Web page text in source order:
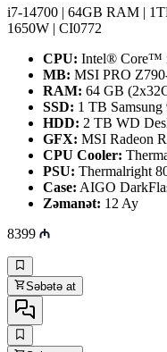
i7-14700 | 64GB RAM |
1650W | CI0772
CPU: Intel® Core™
MB: MSI PRO
RAM: 64 GB
SSD: 1 TB
HDD: 2 TB WD
GFX: MSI Radeon
CPU Cooler:
PSU: Thermalright
Case: AIGO
Zəmanət: 12 Ay
8399
Səbətə at